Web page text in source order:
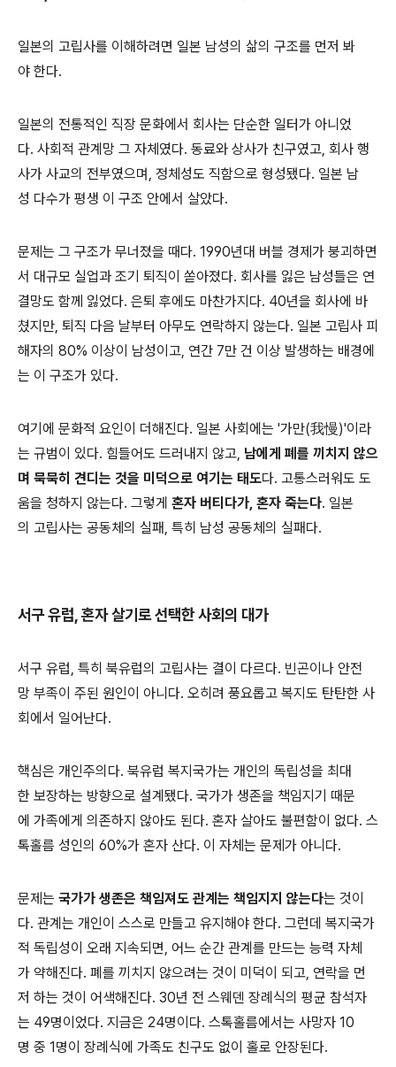
일본의 고립사를 이해하려면 일본 남성의 삶의 구조를 먼저 봐
야 한다.
일본의 전통적인 직장 문화에서 회사는 단순한 일터가 아니었
다. 사회적 관계망 그 자체였다. 동료와 상사가 친구였고, 회사 행
사가 사교의 전부였으며, 정체성도 직함으로 형성됐다. 일본 남
성 다수가 평생 이 구조 안에서 살았다.
문제는 그 구조가 무너졌을 때다. 1990년대 버블 경제가 붕괴하면
서 대규모 실업과 조기 퇴직이 쏟아졌다. 회사를 잃은 남성들은 연
결망도 함께 잃었다. 은퇴 후에도 마찬가지다. 40년을 회사에 바
쳤지만, 퇴직 다음 날부터 아무도 연락하지 않는다. 일본 고립사 피
해자의 80% 이상이 남성이고, 연간 7만 건 이상 발생하는 배경에
는 이 구조가 있다.
여기에 문화적 요인이 더해진다. 일본 사회에는 '가만(我慢)'이라
는 규범이 있다. 힘들어도 드러내지 않고, 남에게 폐를 끼치지 않으
며 묵묵히 견디는 것을 미덕으로 여기는 태도다. 고통스러워도 도
움을 청하지 않는다. 그렇게 혼자 버티다가, 혼자 죽는다. 일본
의 고립사는 공동체의 실패, 특히 남성 공동체의 실패다.
서구 유럽, 혼자 살기로 선택한 사회의 대가
서구 유럽, 특히 북유럽의 고립사는 결이 다르다. 빈곤이나 안전
망 부족이 주된 원인이 아니다. 오히려 풍요롭고 복지도 탄탄한 사
회에서 일어난다.
핵심은 개인주의다. 북유럽 복지국가는 개인의 독립성을 최대
한 보장하는 방향으로 설계됐다. 국가가 생존을 책임지기 때문
에 가족에게 의존하지 않아도 된다. 혼자 살아도 불편함이 없다. 스
톡홀름 성인의 60%가 혼자 산다. 이 자체는 문제가 아니다.
문제는 국가가 생존은 책임져도 관계는 책임지지 않는다는 것이
다. 관계는 개인이 스스로 만들고 유지해야 한다. 그런데 복지국가
적 독립성이 오래 지속되면, 어느 순간 관계를 만드는 능력 자체
가 약해진다. 폐를 끼치지 않으려는 것이 미덕이 되고, 연락을 먼
저 하는 것이 어색해진다. 30년 전 스웨덴 장례식의 평균 참석자
는 49명이었다. 지금은 24명이다. 스톡홀름에서는 사망자 10
명 중 1명이 장례식에 가족도 친구도 없이 홀로 안장된다.